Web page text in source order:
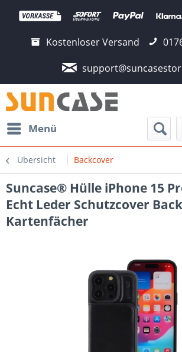
Kostenloser Versand
Menü
Übersicht Backcover
Suncase® Hülle iPhone 15
Echt Leder Schutzcover
Kartenfächer